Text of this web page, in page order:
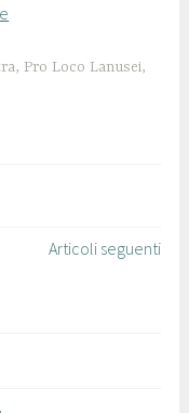
, Pro Loco Lanusei,
Articoli seguenti